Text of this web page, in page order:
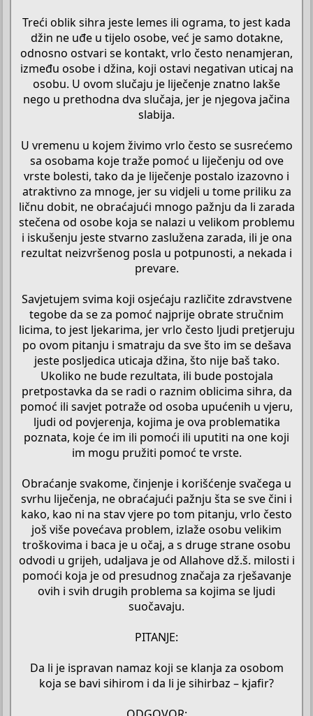
Treći oblik sihra jeste lemes ili ograma, to jest kada
džin ne uđe u tijelo osobe, već je samo dotakne,
odnosno ostvari se kontakt, vrlo često nenamjeran,
između osobe i džina, koji ostavi negativan uticaj na
osobu. U ovom slučaju je liječenje znatno lakše
nego u prethodna dva slučaja, jer je njegova jačina
slabija.
U vremenu u kojem živimo vrlo često se susrećemo
sa osobama koje traže pomoć u liječenju od ove
vrste bolesti, tako da je liječenje postalo izazovno i
atraktivno za mnoge, jer su vidjeli u tome priliku za
ličnu dobit, ne obraćajući mnogo pažnju da li zarada
stečena od osobe koja se nalazi u velikom problemu
i iskušenju jeste stvarno zaslužena zarada, ili je ona
rezultat neizvršenog posla u potpunosti, a nekada i
prevare.
Savjetujem svima koji osjećaju različite zdravstvene
tegobe da se za pomoć najprije obrate stručnim
licima, to jest ljekarima, jer vrlo često ljudi pretjeruju
po ovom pitanju i smatraju da sve što im se dešava
jeste posljedica uticaja džina, što nije baš tako.
Ukoliko ne bude rezultata, ili bude postojala
pretpostavka da se radi o raznim oblicima sihra, da
pomoć ili savjet potraže od osoba upućenih u vjeru,
ljudi od povjerenja, kojima je ova problematika
poznata, koje će im ili pomoći ili uputiti na one koji
im mogu pružiti pomoć te vrste.
Obraćanje svakome, činjenje i korišćenje svačega u
svrhu liječenja, ne obraćajući pažnju šta se sve čini i
kako, kao ni na stav vjere po tom pitanju, vrlo često
još više povećava problem, izlaže osobu velikim
troškovima i baca je u očaj, a s druge strane osobu
odvodi u grijeh, udaljava je od Allahove dž.š. milosti i
pomoći koja je od presudnog značaja za rješavanje
ovih i svih drugih problema sa kojima se ljudi
suočavaju.
PITANJE:
Da li je ispravan namaz koji se klanja za osobom
koja se bavi sihirom i da li je sihirbaz – kjafir?